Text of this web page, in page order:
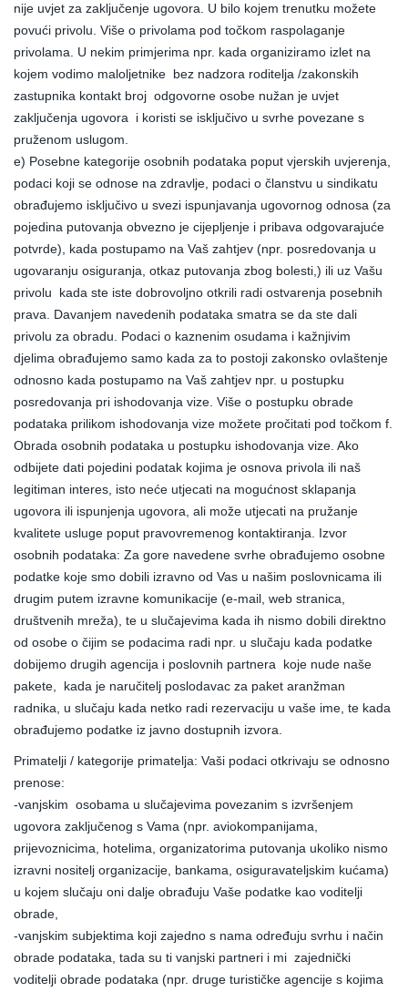
nije uvjet za zaključenje ugovora. U bilo kojem trenutku možete
povući privolu. Više o privolama pod točkom raspolaganje
privolama. U nekim primjerima npr. kada organiziramo izlet na
kojem vodimo maloljetnike bez nadzora roditelja /zakonskih
zastupnika kontakt broj odgovorne osobe nužan je uvjet
zaključenja ugovora i koristi se isključivo u svrhe povezane s
pruženom uslugom.
e) Posebne kategorije osobnih podataka poput vjerskih uvjerenja,
podaci koji se odnose na zdravlje, podaci o članstvu u sindikatu
obrađujemo isključivo u svezi ispunjavanja ugovornog odnosa (za
pojedina putovanja obvezno je cijepljenje i pribava odgovarajuće
potvrde), kada postupamo na Vaš zahtjev (npr. posredovanja u
ugovaranju osiguranja, otkaz putovanja zbog bolesti,) ili uz Vašu
privolu kada ste iste dobrovoljno otkrili radi ostvarenja posebnih
prava. Davanjem navedenih podataka smatra se da ste dali
privolu za obradu. Podaci o kaznenim osudama i kažnjivim
djelima obrađujemo samo kada za to postoji zakonsko ovlaštenje
odnosno kada postupamo na Vaš zahtjev npr. u postupku
posredovanja pri ishodovanja vize. Više o postupku obrade
podataka prilikom ishodovanja vize možete pročitati pod točkom f.
Obrada osobnih podataka u postupku ishodovanja vize. Ako
odbijete dati pojedini podatak kojima je osnova privola ili naš
legitiman interes, isto neće utjecati na mogućnost sklapanja
ugovora ili ispunjenja ugovora, ali može utjecati na pružanje
kvalitete usluge poput pravovremenog kontaktiranja. Izvor
osobnih podataka: Za gore navedene svrhe obrađujemo osobne
podatke koje smo dobili izravno od Vas u našim poslovnicama ili
drugim putem izravne komunikacije (e-mail, web stranica,
društvenih mreža), te u slučajevima kada ih nismo dobili direktno
od osobe o čijim se podacima radi npr. u slučaju kada podatke
dobijemo drugih agencija i poslovnih partnera koje nude naše
pakete, kada je naručitelj poslodavac za paket aranžman
radnika, u slučaju kada netko radi rezervaciju u vaše ime, te kada
obrađujemo podatke iz javno dostupnih izvora.
Primatelji / kategorije primatelja: Vaši podaci otkrivaju se odnosno
prenose:
-vanjskim osobama u slučajevima povezanim s izvršenjem
ugovora zaključenog s Vama (npr. aviokompanijama,
prijevoznicima, hotelima, organizatorima putovanja ukoliko nismo
izravni nositelj organizacije, bankama, osiguravateljskim kućama)
u kojem slučaju oni dalje obrađuju Vaše podatke kao voditelji
obrade,
-vanjskim subjektima koji zajedno s nama određuju svrhu i način
obrade podataka, tada su ti vanjski partneri i mi zajednički
voditelji obrade podataka (npr. druge turističke agencije s kojima